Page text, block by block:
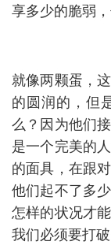
享多少的脆弱
就像两颗蛋，
的圆润的，但
么？因为他们
是一个完美的
的面具，在跟
他们起不了多
怎样的状况才
我们必须要打